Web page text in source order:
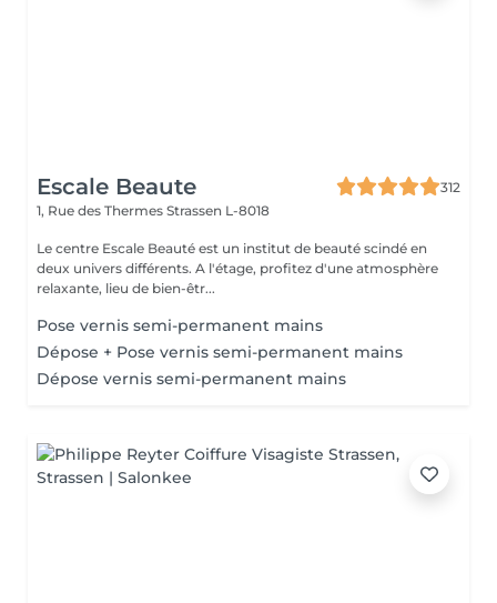
Escale Beaute
312
1, Rue des Thermes Strassen L-8018
Le centre Escale Beauté est un institut de beauté scindé en
deux univers différents. A l'étage, profitez d'une atmosphère
relaxante, lieu de bien-êtr...
Pose vernis semi-permanent mains
Dépose + Pose vernis semi-permanent mains
Dépose vernis semi-permanent mains